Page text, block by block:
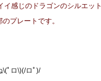
イ感じのドラゴンのシルエッ
プレートです。
ﾟロ\)(/ロﾟ)/